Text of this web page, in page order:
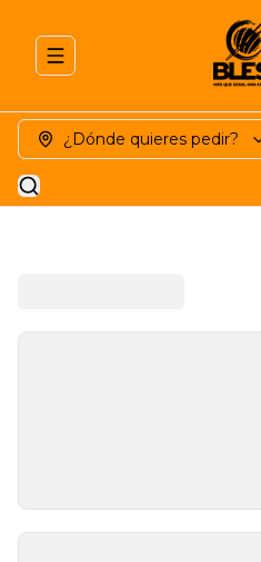
Abrir menu de navegación
¿Dónde quieres pedir?